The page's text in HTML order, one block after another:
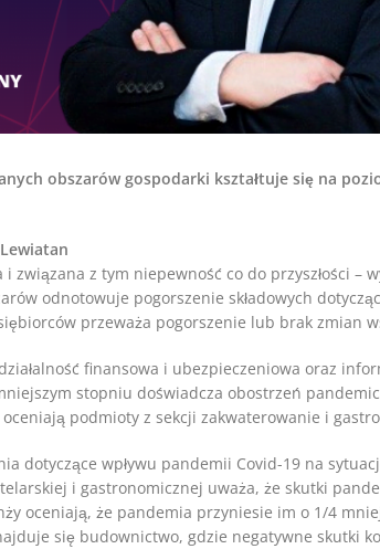
obszarów gospodarki kształtuje się na
z tym niepewność co do przyszłości –
odnotowuje pogorszenie składowych
przeważa pogorszenie lub brak zmian
finansowa i ubezpieczeniowa oraz
stopniu doświadcza obostrzeń
podmioty z sekcji zakwaterowanie i
dotyczące wpływu pandemii Covid-19 na
i gastronomicznej uważa, że skutki
oceniają, że pandemia przyniesie im o 1/4
się budownictwo, gdzie negatywne skutki